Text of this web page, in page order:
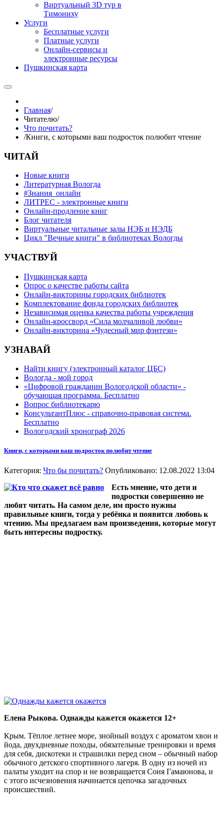
Виртуальный 3D тур в
Тимониху
Услуги
Бесплатные услуги
Платные услуги
Онлайн-сервисы и
электронные ресурсы
Пушкинская карта
Главная/
Читателю/
Что почитать?
/Книги, с которыми ваш подросток полюбит чтение
ЧИТАЙ
Новые книги
Литературная Вологда
#Знания_онлайн
ЛИТРЕС - электронные книги
Онлайн-продление книг
Блог читателя
Виртуальные читальные залы НЭБ и НЭДБ
Цикл "Вечные книги" в библиотеках Вологды
УЧАСТВУЙ
Пушкинская карта
Опрос о качестве работы сайта
Онлайн-викторины городских библиотек
Комплектование фонда городских библиотек
Независимая оценка качества работы учреждения
Онлайн-кроссворд «Сила молчаливой любви»
Онлайн-викторина «Чудесный мир фэнтези»
УЗНАВАЙ
Найти книгу (электронный каталог ЦБС)
Вологда - мой город
«Цифровой гражданин Вологодской области» -
обучающая программа. Бесплатно
Вопрос библиотекарю
КонсультантПлюс - справочно-правовая система.
Бесплатно
Вологодский хронограф 2026
Книги, с которыми ваш подросток полюбит чтение
Категория: Что бы почитать? Опубликовано: 12.08.2022 13:04
Есть мнение, что дети и
подростки совершенно не
любят читать. На самом деле, им просто нужны
правильные книги, тогда у ребёнка и появится любовь к
чтению. Мы предлагаем вам произведения, которые могут
быть интересны подростку.
Елена Рыкова. Однажды кажется окажется 12+
Крым. Тёплое летнее море, знойный воздух с ароматом хвои и
йода, двухдневные походы, обязательные тренировки и время
для себя, дискотеки и страшилки перед сном – обычный набор
обычного детского спортивного лагеря. В одну из ночей из
палаты уходит на спор и не возвращается Соня Гамаюнова, и
с этого исчезновения начинается цепочка загадочных
происшествий.